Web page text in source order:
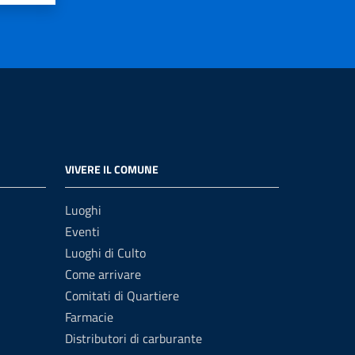
VIVERE IL COMUNE
Luoghi
Eventi
Luoghi di Culto
Come arrivare
Comitati di Quartiere
Farmacie
Distributori di carburante